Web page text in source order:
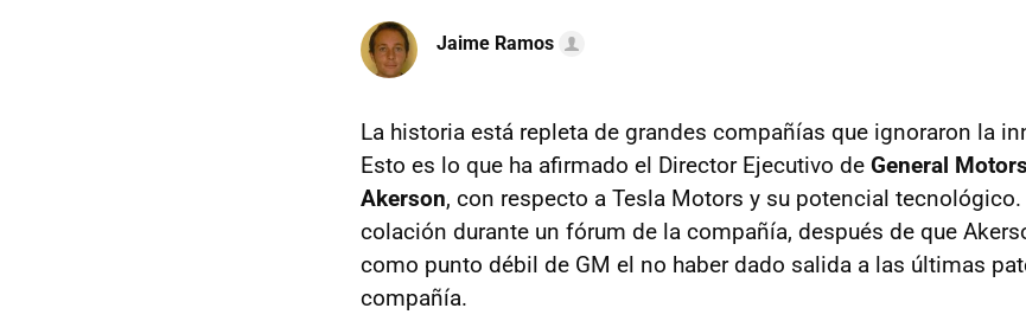
Jaime Ramos
La historia está repleta de grandes compañías que ignoraron la
Esto es lo que ha afirmado el Director Ejecutivo de General Motors
Akerson, con respecto a Tesla Motors y su potencial
colación durante un fórum de la compañía, después de que
como punto débil de GM el no haber dado salida a las últimas
compañía.